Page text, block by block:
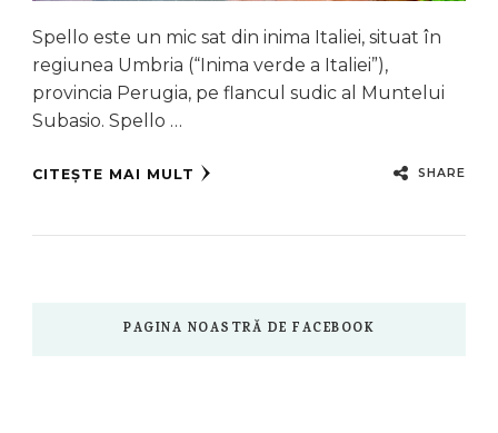
Spello este un mic sat din inima Italiei, situat în
regiunea Umbria (“Inima verde a Italiei”),
provincia Perugia, pe flancul sudic al Muntelui
Subasio. Spello …
CITEȘTE MAI MULT SHARE
PAGINA NOASTRĂ DE FACEBOOK